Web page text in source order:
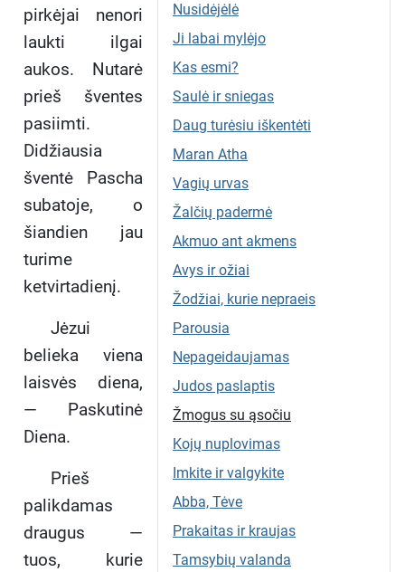
Nusidėjėlė
Ji labai mylėjo
Kas esmi?
Saulė ir sniegas
Daug turėsiu iškentėti
Maran Atha
Vagių urvas
Žalčių padermė
Akmuo ant akmens
Avys ir ožiai
Žodžiai, kurie nepraeis
Parousia
Nepageidaujamas
Judos paslaptis
Žmogus su ąsočiu
Kojų nuplovimas
Imkite ir valgykite
Abba, Tėve
Prakaitas ir kraujas
Tamsybių valanda
pirkėjai nenori
laukti ilgai
aukos. Nutarė
prieš šventes
pasiimti.
Didžiausia
šventė Pascha
subatoje, o
šiandien jau
turime
ketvirtadienį.
Jėzui
belieka viena
laisvės diena,
— Paskutinė
Diena.
Prieš
palikdamas
draugus —
tuos, kurie